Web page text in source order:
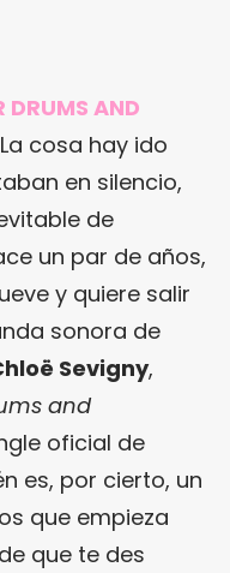
DRUMS AND
La cosa hay ido
en silencio,
de
un par de años,
y quiere salir
sonora de
Sevigny,
and
oficial de
es, por cierto, un
que empieza
que te des